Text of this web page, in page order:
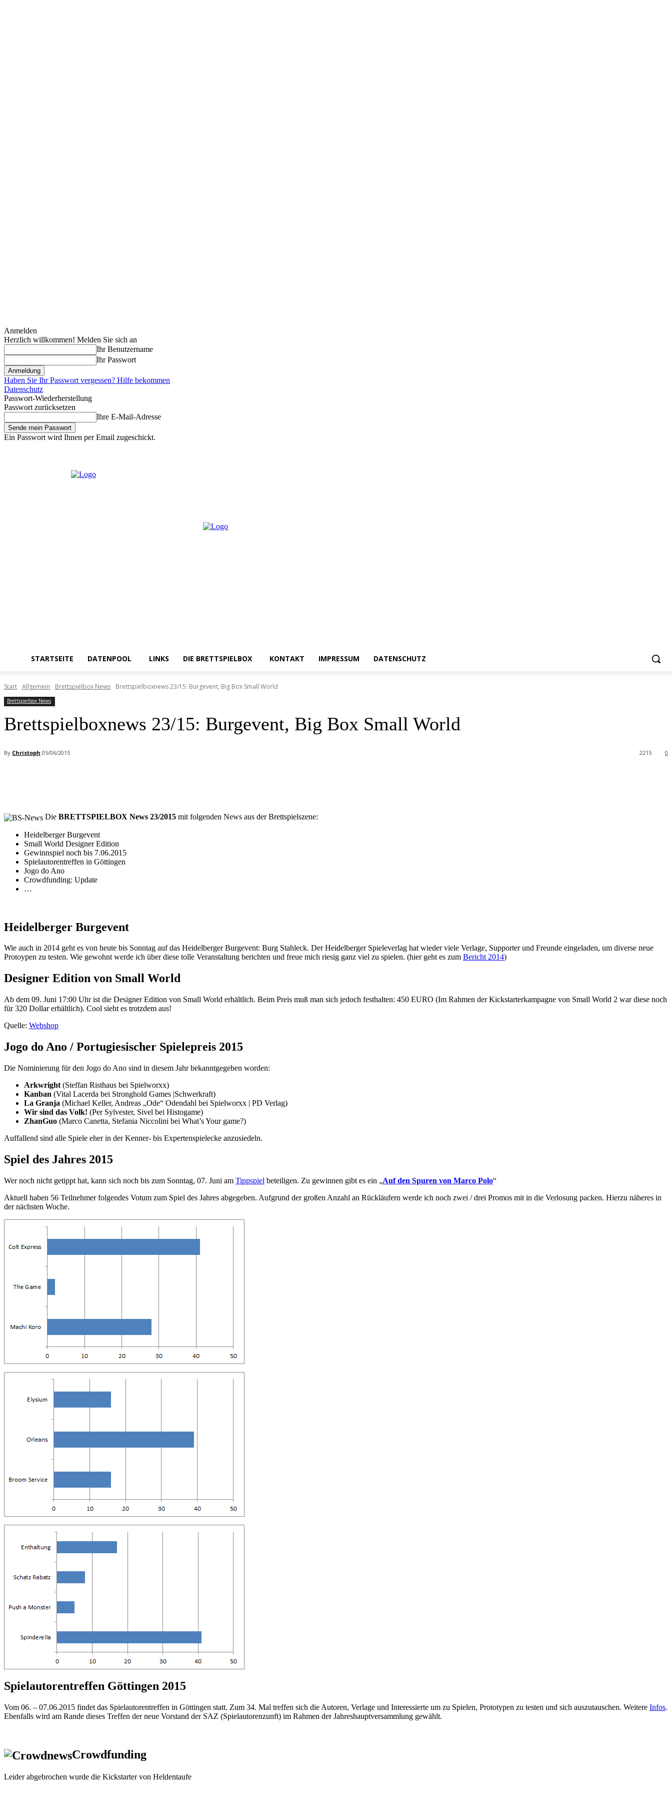
Anmelden
Herzlich willkommen! Melden Sie sich an
Ihr Benutzername
Ihr Passwort
Haben Sie Ihr Passwort vergessen? Hilfe bekommen
Datenschutz
Passwort-Wiederherstellung
Passwort zurücksetzen
Ihre E-Mail-Adresse
Ein Passwort wird Ihnen per Email zugeschickt.
STARTSEITE DATENPOOL LINKS DIE BRETTSPIELBOX KONTAKT IMPRESSUM DATENSCHUTZ
Start Allgemein Brettspielbox News Brettspielboxnews 23/15: Burgevent, Big Box Small World
Brettspielbox News
Brettspielboxnews 23/15: Burgevent, Big Box Small World
By Christoph 05/06/2015 0
2215
Die BRETTSPIELBOX News 23/2015 mit folgenden News aus der Brettspielszene:
Heidelberger Burgevent
Small World Designer Edition
Gewinnspiel noch bis 7.06.2015
Spielautorentreffen in Göttingen
Jogo do Ano
Crowdfunding: Update
…
Heidelberger Burgevent
Wie auch in 2014 geht es von heute bis Sonntag auf das Heidelberger Burgevent: Burg Stahleck. Der Heidelberger Spieleverlag hat wieder viele Verlage, Supporter und Freunde eingeladen, um diverse neue
Protoypen zu testen. Wie gewohnt werde ich über diese tolle Veranstaltung berichten und freue mich riesig ganz viel zu spielen. (hier geht es zum Bericht 2014)
Designer Edition von Small World
Ab dem 09. Juni 17:00 Uhr ist die Designer Edition von Small World erhältlich. Beim Preis muß man sich jedoch festhalten: 450 EURO (Im Rahmen der Kickstarterkampagne von Small World 2 war diese noch
für 320 Dollar erhältlich). Cool sieht es trotzdem aus!
Quelle: Webshop
Jogo do Ano / Portugiesischer Spielepreis 2015
Die Nominierung für den Jogo do Ano sind in diesem Jahr bekanntgegeben worden:
Arkwright (Steffan Risthaus bei Spielworxx)
Kanban (Vital Lacerda bei Stronghold Games |Schwerkraft)
La Granja (Michael Keller, Andreas „Ode“ Odendahl bei Spielworxx | PD Verlag)
Wir sind das Volk! (Per Sylvester, Sivel bei Histogame)
ZhanGuo (Marco Canetta, Stefania Niccolini bei What’s Your game?)
Auffallend sind alle Spiele eher in der Kenner- bis Expertenspielecke anzusiedeln.
Spiel des Jahres 2015
Wer noch nicht getippt hat, kann sich noch bis zum Sonntag, 07. Juni am Tippspiel beteiligen. Zu gewinnen gibt es ein „Auf den Spuren von Marco Polo“
Aktuell haben 56 Teilnehmer folgendes Votum zum Spiel des Jahres abgegeben. Aufgrund der großen Anzahl an Rückläufern werde ich noch zwei / drei Promos mit in die Verlosung packen. Hierzu näheres in
der nächsten Woche.
Spielautorentreffen Göttingen 2015
Vom 06. – 07.06.2015 findet das Spielautorentreffen in Göttingen statt. Zum 34. Mal treffen sich die Autoren, Verlage und Interessierte um zu Spielen, Prototypen zu testen und sich auszutauschen. Weitere Infos.
Ebenfalls wird am Rande dieses Treffen der neue Vorstand der SAZ (Spielautorenzunft) im Rahmen der Jahreshauptversammlung gewählt.
Crowdfunding
Leider abgebrochen wurde die Kickstarter von Heldentaufe